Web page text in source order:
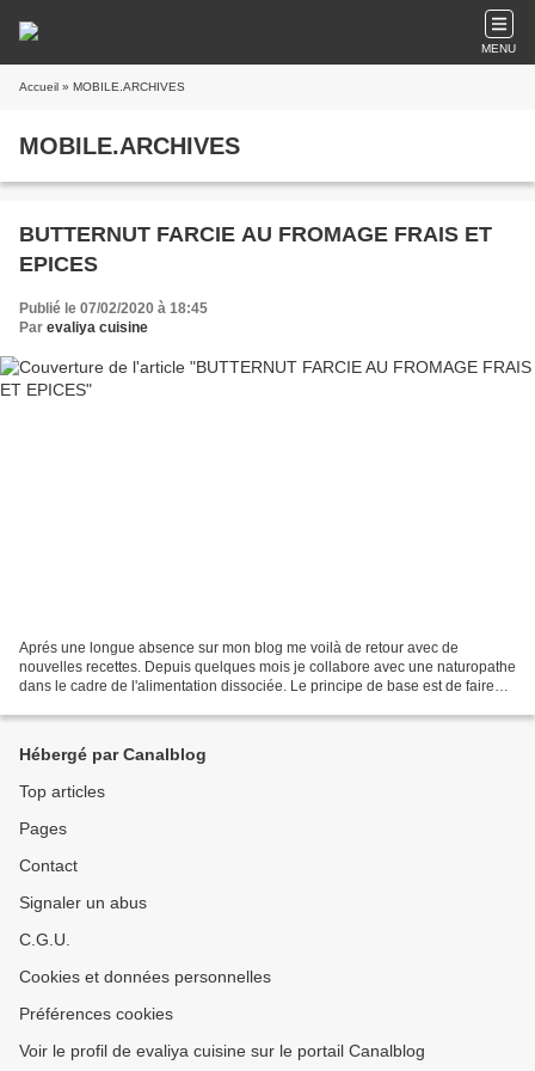
MENU
Accueil » MOBILE.ARCHIVES
MOBILE.ARCHIVES
BUTTERNUT FARCIE AU FROMAGE FRAIS ET
EPICES
Publié le 07/02/2020 à 18:45
Par evaliya cuisine
Aprés une longue absence sur mon blog me voilà de retour avec de
nouvelles recettes. Depuis quelques mois je collabore avec une naturopathe
dans le cadre de l'alimentation dissociée. Le principe de base est de faire
Hébergé par Canalblog
Top articles
Pages
Contact
Signaler un abus
C.G.U.
Cookies et données personnelles
Préférences cookies
Voir le profil de evaliya cuisine sur le portail Canalblog